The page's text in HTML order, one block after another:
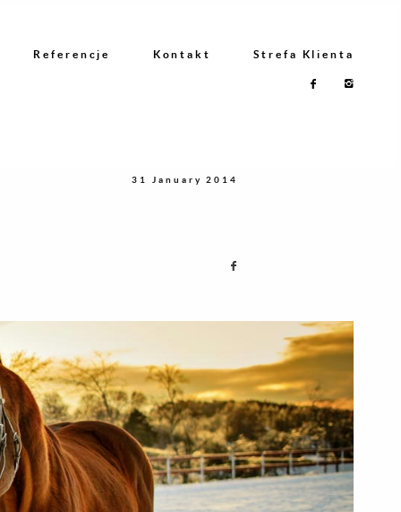
Referencje Kontakt Strefa Klienta
31 January 2014